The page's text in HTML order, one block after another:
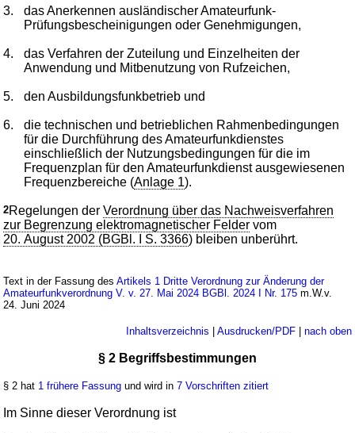
3.
das Anerkennen ausländischer Amateurfunk-
Prüfungsbescheinigungen oder Genehmigungen,
4.
das Verfahren der Zuteilung und Einzelheiten der
Anwendung und Mitbenutzung von Rufzeichen,
5. den Ausbildungsfunkbetrieb und
6.
die technischen und betrieblichen Rahmenbedingungen
für die Durchführung des Amateurfunkdienstes
einschließlich der Nutzungsbedingungen für die im
Frequenzplan für den Amateurfunkdienst ausgewiesenen
Frequenzbereiche (Anlage 1).
2Regelungen derVerordnung über das Nachweisverfahren
zur Begrenzung elektromagnetischer Felder vom
20. August 2002 (BGBl. I S. 3366) bleiben unberührt.
Text in der Fassung desArtikels 1 Dritte Verordnung zur Änderung der
Amateurfunkverordnung V. v. 27. Mai 2024 BGBl. 2024 I Nr. 175 m.W.v.
24. Juni 2024
Inhaltsverzeichnis | Ausdrucken/PDF| nach oben
§ 2 Begriffsbestimmungen
§ 2 hat 1 frühere Fassung und wird in7 Vorschriften zitiert
Im Sinne dieser Verordnung ist